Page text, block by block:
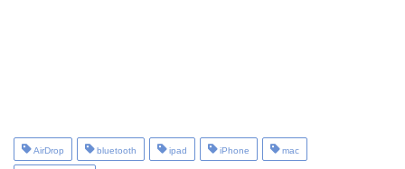
AirDrop bluetooth ipad iPhone mac